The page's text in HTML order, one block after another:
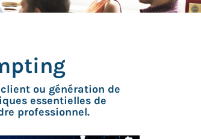
ou génération de
essentielles de
professionnel.